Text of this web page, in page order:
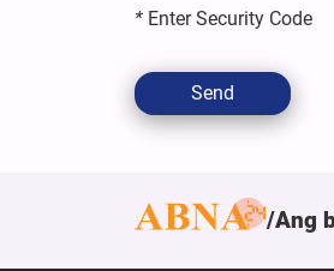
* Enter Security Code
Send
Ang